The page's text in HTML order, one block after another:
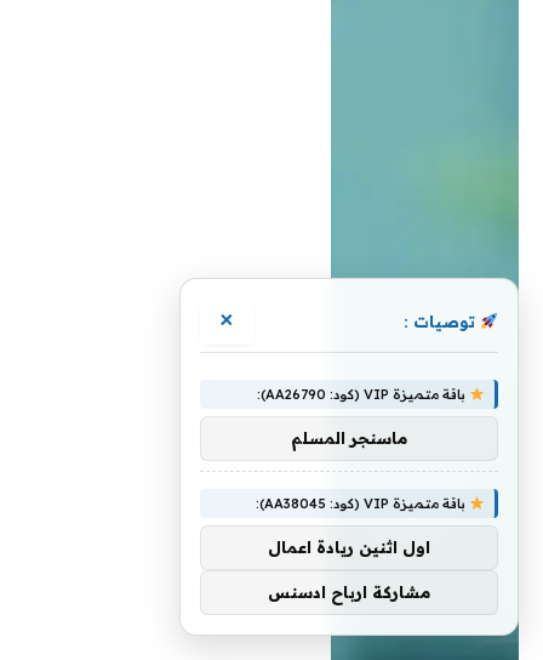
توصيات : ×
باقة متميزة VIP (كود: AA26790):
ماسنجر المسلم
باقة متميزة VIP (كود: AA38045):
اول اثنين ريادة اعمال
مشاركة ارباح ادسنس